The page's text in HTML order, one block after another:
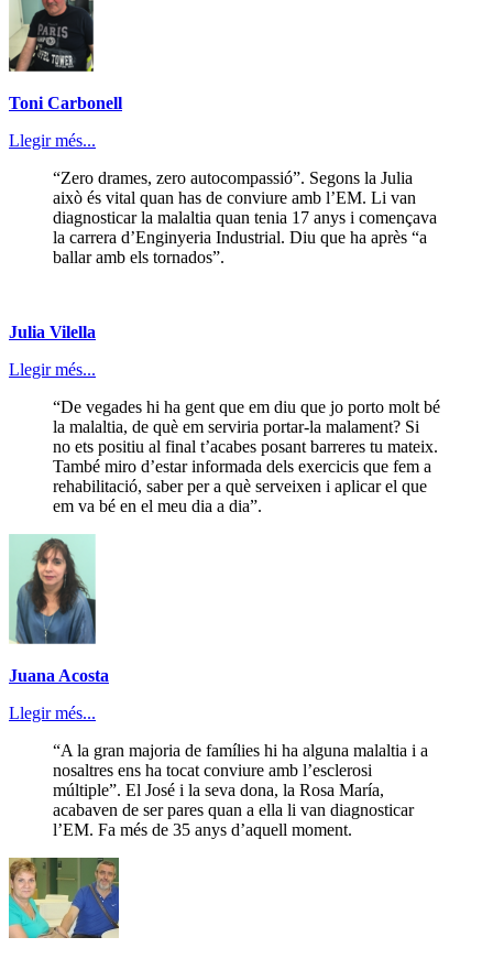
Toni Carbonell
Llegir més...
“Zero drames, zero autocompassió”. Segons la Julia
això és vital quan has de conviure amb l’EM. Li van
diagnosticar la malaltia quan tenia 17 anys i començava
la carrera d’Enginyeria Industrial. Diu que ha après “a
ballar amb els tornados”.
Julia Vilella
Llegir més...
“De vegades hi ha gent que em diu que jo porto molt bé
la malaltia, de què em serviria portar-la malament? Si
no ets positiu al final t’acabes posant barreres tu mateix.
També miro d’estar informada dels exercicis que fem a
rehabilitació, saber per a què serveixen i aplicar el que
em va bé en el meu dia a dia”.
Juana Acosta
Llegir més...
“A la gran majoria de famílies hi ha alguna malaltia i a
nosaltres ens ha tocat conviure amb l’esclerosi
múltiple”. El José i la seva dona, la Rosa María,
acabaven de ser pares quan a ella li van diagnosticar
l’EM. Fa més de 35 anys d’aquell moment.